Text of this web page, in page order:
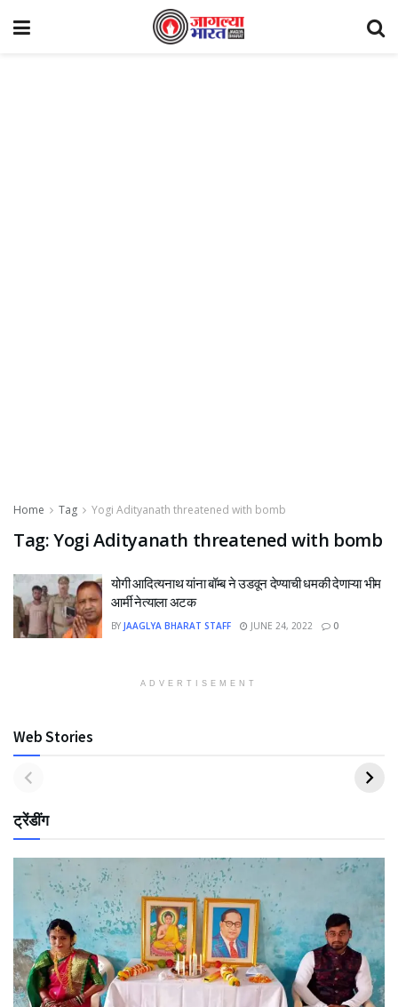
Home Tag Yogi Adityanath threatened with bomb
Tag:Yogi Adityanath threatened with bomb
योगी आदित्यनाथ यांना बॉम्ब ने उडवून देण्याची धमकी देणाऱ्या भीम
आर्मी नेत्याला अटक
BY JAAGLYA BHARAT STAFF JUNE 24, 2022 0
ADVERTISEMENT
Web Stories
ट्रेंडींग